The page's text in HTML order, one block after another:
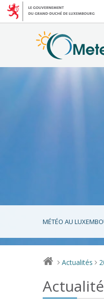
MÉTÉO AU
> Actualités >